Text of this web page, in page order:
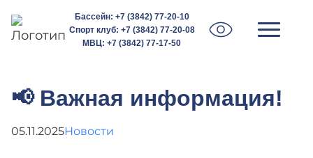
Бассейн: +7 (3842) 77-20-10
Спорт клуб: +7 (3842) 77-20-08
МВЦ:+7 (3842) 77-17-50
📢 Важная информация!
05.11.2025Новости